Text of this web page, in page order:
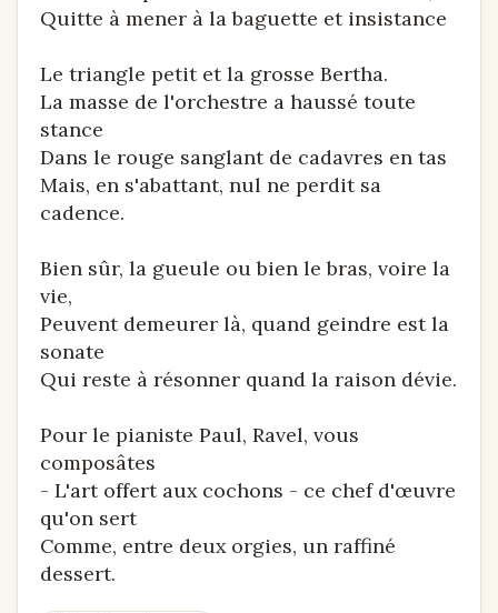
Quitte à mener à la baguette et insistance
Le triangle petit et la grosse Bertha.
La masse de l'orchestre a haussé toute
stance
Dans le rouge sanglant de cadavres en tas
Mais, en s'abattant, nul ne perdit sa
cadence.
Bien sûr, la gueule ou bien le bras, voire la
vie,
Peuvent demeurer là, quand geindre est la
sonate
Qui reste à résonner quand la raison dévie.
Pour le pianiste Paul, Ravel, vous
composâtes
- L'art offert aux cochons - ce chef d'œuvre
qu'on sert
Comme, entre deux orgies, un raffiné
dessert.